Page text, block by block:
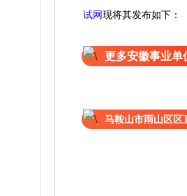
试网现将其发布如下：
更多安徽事业单
马鞍山市雨山区区